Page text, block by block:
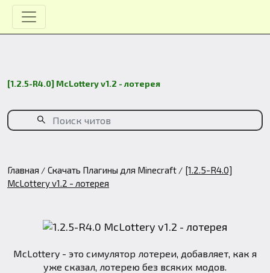
[1.2.5-R4.0] McLottery v1.2 - лотерея
Главная Скачать Плагины для Minecraft
[1.2.5-R4.0]
McLottery v1.2 - лотерея
McLottery - это симулятор лотереи, добавляет, как я
уже сказал, лотерею без всяких модов.